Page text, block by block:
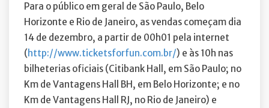
Para o público em geral de São Paulo, Belo
Horizonte e Rio de Janeiro, as vendas começam dia
14 de dezembro, a partir de 00h01 pela internet
(http://www.ticketsforfun.com.br/) e às 10h nas
bilheterias oficiais (Citibank Hall, em São Paulo; no
Km de Vantagens Hall BH, em Belo Horizonte; e no
Km de Vantagens Hall RJ, no Rio de Janeiro) e